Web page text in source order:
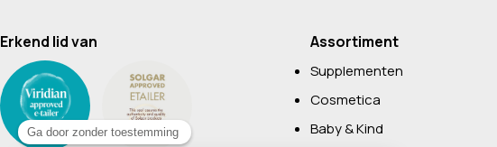
Erkend lid van Assortiment
Supplementen
Cosmetica
Baby & Kind